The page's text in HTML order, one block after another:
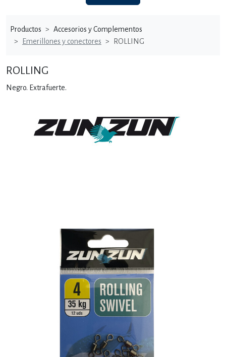
Productos
Accesorios y Complementos
Emerillones y conectores
ROLLING
ROLLING
Negro. Extrafuerte.